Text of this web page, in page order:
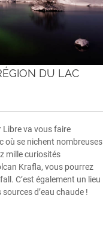
DU LAC
Libre va vous faire
où se nichent nombreuses
mille curiosités
Krafla, vous pourrez
C’est également un lieu
d’eau chaude !